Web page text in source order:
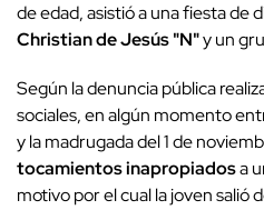
de edad, asistió a una fiesta de
Christian de Jesús "N"y un
Según la denuncia pública
sociales, en algún momento
y la madrugada del 1 de
tocamientos inapropiadosa
motivo por el cual la joven salió